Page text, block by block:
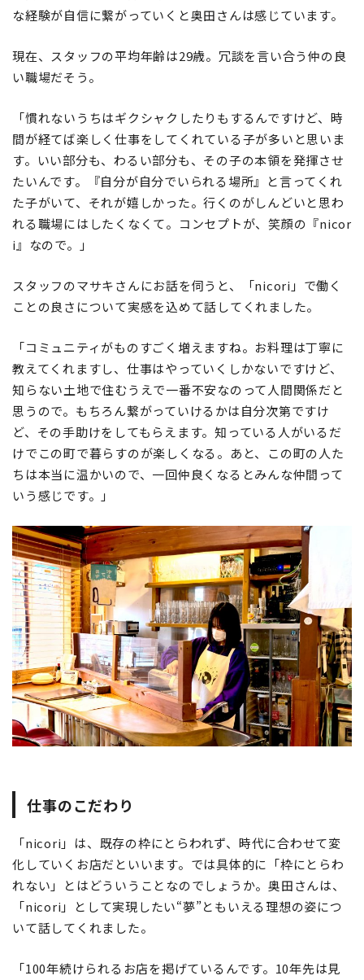
な経験が自信に繋がっていくと奥田さんは感じています。
現在、スタッフの平均年齢は29歳。冗談を言い合う仲の良
い職場だそう。
「慣れないうちはギクシャクしたりもするんですけど、時
間が経てば楽しく仕事をしてくれている子が多いと思いま
す。いい部分も、わるい部分も、その子の本領を発揮させ
たいんです。『自分が自分でいられる場所』と言ってくれ
た子がいて、それが嬉しかった。行くのがしんどいと思わ
れる職場にはしたくなくて。コンセプトが、笑顔の『nicor
i』なので。」
スタッフのマサキさんにお話を伺うと、「nicori」で働く
ことの良さについて実感を込めて話してくれました。
「コミュニティがものすごく増えますね。お料理は丁寧に
教えてくれますし、仕事はやっていくしかないですけど、
知らない土地で住むうえで一番不安なのって人間関係だと
思うので。もちろん繋がっていけるかは自分次第ですけ
ど、その手助けをしてもらえます。知っている人がいるだ
けでこの町で暮らすのが楽しくなる。あと、この町の人た
ちは本当に温かいので、一回仲良くなるとみんな仲間って
いう感じです。」
仕事のこだわり
「nicori」は、既存の枠にとらわれず、時代に合わせて変
化していくお店だといいます。では具体的に「枠にとらわ
れない」とはどういうことなのでしょうか。奥田さんは、
「nicori」として実現したい“夢”ともいえる理想の姿につ
いて話してくれました。
「100年続けられるお店を掲げているんです。10年先は見